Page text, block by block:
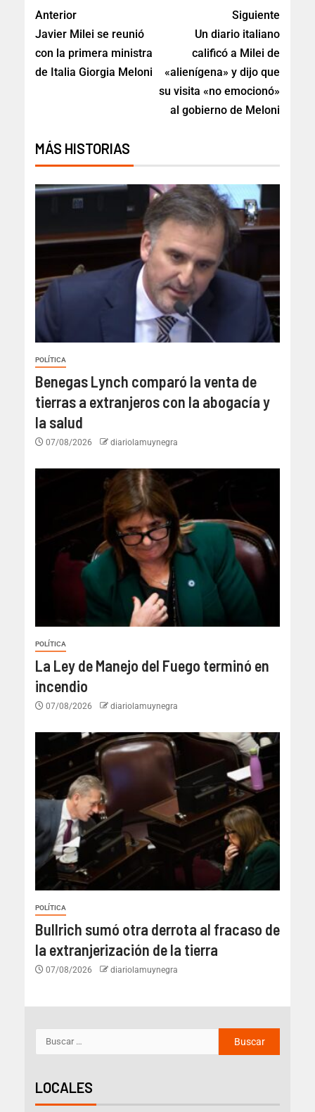
Anterior
Javier Milei se reunió
con la primera ministra
de Italia Giorgia Meloni
Siguiente
Un diario italiano
calificó a Milei de
«alienígena» y dijo que
su visita «no emocionó»
al gobierno de Meloni
MÁS HISTORIAS
POLÍTICA
Benegas Lynch comparó la venta de
tierras a extranjeros con la abogacía y
la salud
07/08/2026 diariolamuynegra
POLÍTICA
La Ley de Manejo del Fuego terminó en
incendio
07/08/2026 diariolamuynegra
POLÍTICA
Bullrich sumó otra derrota al fracaso de
la extranjerización de la tierra
07/08/2026 diariolamuynegra
LOCALES